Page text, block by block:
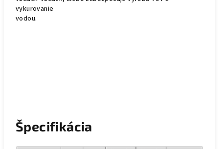
vykurovanie
vodou.
Špecifikácia